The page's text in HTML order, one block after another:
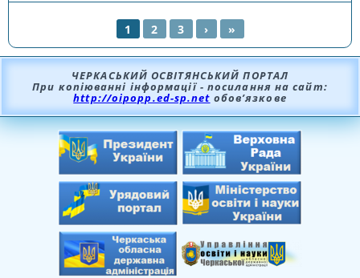
СТОРІНКИ
1 2 3 › »
ЧЕРКАСЬКИЙ ОСВІТЯНСЬКИЙ ПОРТАЛ
При копіюванні інформації - посилання на сайт:
http://oipopp.ed-sp.net обов’язкове